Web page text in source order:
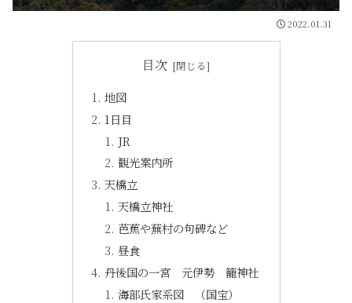
2022.01.31
目次
地図
1日目
JR
観光案内所
天橋立
天橋立神社
芭蕉や蕪村の句碑など
昼食
丹後国の一宮 元伊勢 籠神社
海部氏家系図 （国宝）